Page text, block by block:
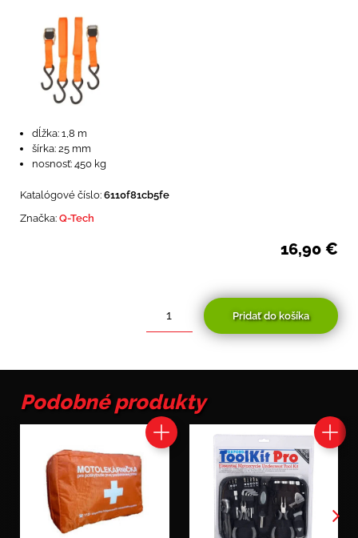
dĺžka: 1,8 m
šírka: 25 mm
nosnosť: 450 kg
Katalógové číslo: 6110f81cb5fe
Značka: Q-Tech
16,90 €
množstvo
upínacie
s
spojkou,
Q-
Tech
Pridať do košíka
Podobné produkty